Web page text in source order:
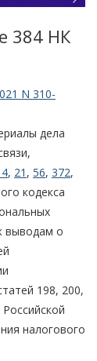
384 НК
N 310-
дела
, 21 , 56, 372,
кодекса
выводам о
198, 200,
налогового